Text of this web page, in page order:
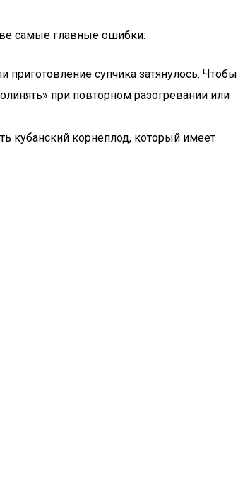
самые главные ошибки:
супчика затянулось. Чтобы
при повторном разогревании или
кубанский корнеплод, который имеет